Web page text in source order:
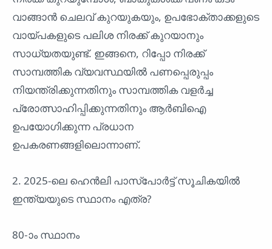
വാങ്ങാൻ ചെലവ് കുറയുകയും, ഉപഭോക്താക്കളുടെ
വായ്പകളുടെ പലിശ നിരക്ക് കുറയാനും
സാധ്യതയുണ്ട്. ഇങ്ങനെ, റിപ്പോ നിരക്ക്
സാമ്പത്തിക വ്യവസ്ഥയിൽ പണപ്പെരുപ്പം
നിയന്ത്രിക്കുന്നതിനും സാമ്പത്തിക വളർച്ച
പ്രോത്സാഹിപ്പിക്കുന്നതിനും ആർബിഐ
ഉപയോഗിക്കുന്ന പ്രധാന
ഉപകരണങ്ങളിലൊന്നാണ്.
2. 2025-ലെ ഹെൻലി പാസ്പോർട്ട് സൂചികയിൽ
ഇന്ത്യയുടെ സ്ഥാനം എത്ര?
80-ാം സ്ഥാനം